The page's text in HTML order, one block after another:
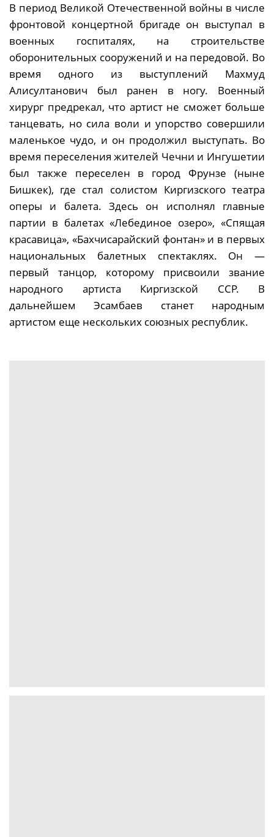
В период Великой Отечественной войны в числе
фронтовой концертной бригаде он выступал в
военных госпиталях, на строительстве
оборонительных сооружений и на передовой. Во
время одного из выступлений Махмуд
Алисултанович был ранен в ногу. Военный
хирург предрекал, что артист не сможет больше
танцевать, но сила воли и упорство совершили
маленькое чудо, и он продолжил выступать. Во
время переселения жителей Чечни и Ингушетии
был также переселен в город Фрунзе (ныне
Бишкек), где стал солистом Киргизского театра
оперы и балета. Здесь он исполнял главные
партии в балетах «Лебединое озеро», «Спящая
красавица», «Бахчисарайский фонтан» и в первых
национальных балетных спектаклях. Он —
первый танцор, которому присвоили звание
народного артиста Киргизской ССР. В
дальнейшем Эсамбаев станет народным
артистом еще нескольких союзных республик.